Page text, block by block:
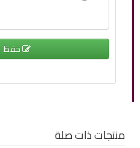
حفظ
منتجات ذات صلة